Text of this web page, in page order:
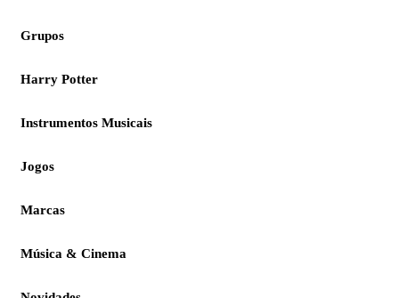
Grupos
Harry Potter
Instrumentos Musicais
Jogos
Marcas
Música & Cinema